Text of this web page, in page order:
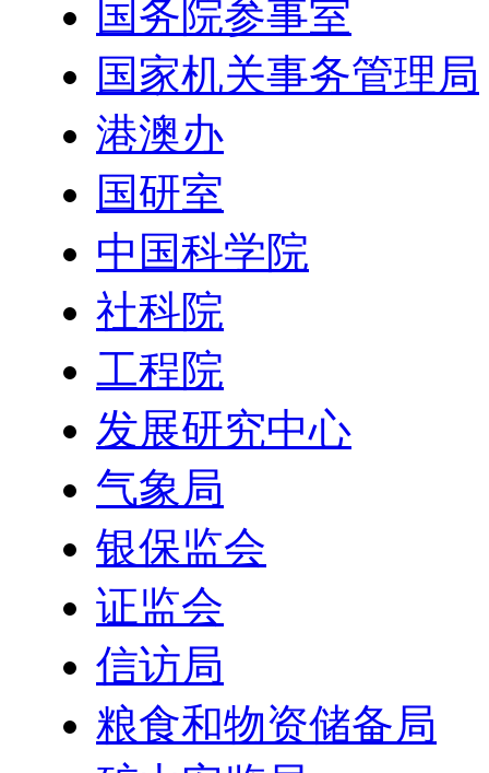
国务院参事室
国家机关事务管理局
港澳办
国研室
中国科学院
社科院
工程院
发展研究中心
气象局
银保监会
证监会
信访局
粮食和物资储备局